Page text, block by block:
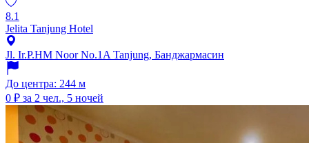
8.1
Jelita Tanjung Hotel
Jl. Ir.P.HM Noor No.1A Tanjung, Банджармасин
До центра: 244 м
0 ₽ за 2 чел., 5 ночей